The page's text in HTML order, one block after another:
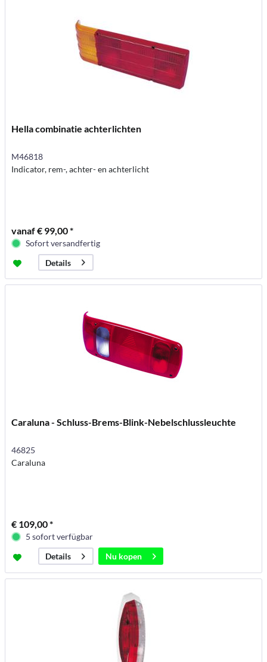
Hella combinatie achterlichten
M46818
Indicator, rem-, achter- en achterlicht
vanaf € 99,00 *
Sofort versandfertig
Details
Caraluna - Schluss-Brems-Blink-Nebelschlussleuchte
46825
Caraluna
€ 109,00 *
5 sofort verfügbar
Details
Nu kopen